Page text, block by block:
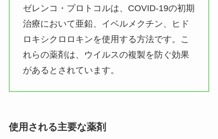
ゼレンコ・プロトコルは、COVID-19の初期
治療において亜鉛、イベルメクチン、ヒド
ロキシクロロキンを使用する方法です。こ
れらの薬剤は、ウイルスの複製を防ぐ効果
があるとされています。
使用される主要な薬剤